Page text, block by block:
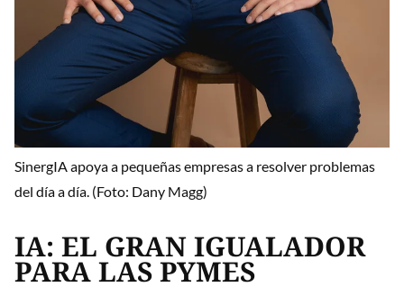
SinergIA apoya a pequeñas empresas a resolver problemas
del día a día. (Foto: Dany Magg)
IA: EL GRAN IGUALADOR
PARA LAS PYMES